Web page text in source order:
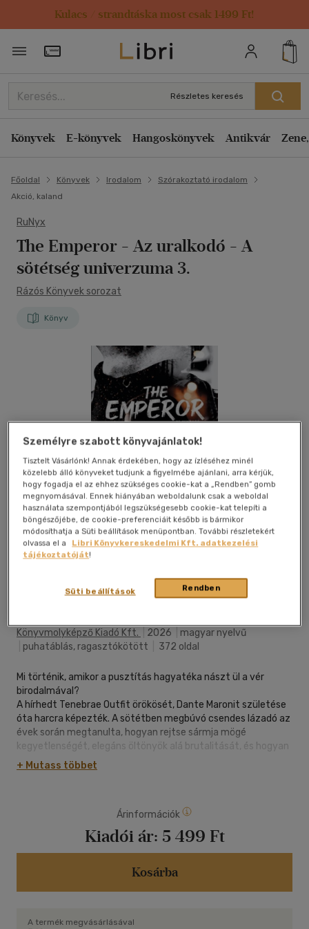
Kulacs / strandtáska most csak 1499 Ft!
Törzsvásárlói Kártya adatai
Részletes keresés
Könyvek E-könyvek Hangoskönyvek Antikvár
Főoldal Könyvek Irodalom
Szórakoztató irodalom
Akció, kaland
RuNyx
The Emperor - Az uralkodó - A
sötétség univerzuma 3.
Rázós Könyvek sorozat
Könyv
Megosztom
Könyvmolyképző Kiadó Kft. 2026
magyar nyelvű
puhatáblás, ragasztókötött 372 oldal
Mi történik, amikor a pusztítás hagyatéka nászt ül a vér
birodalmával?
A hírhedt Tenebrae Outfit örökösét, Dante Maronit születése
óta harcra képezték. A sötétben megbúvó csendes lázadó az
évek során megtanulta, hogyan rejtse sármja mögé
kegyetlenségét, elegáns öltönyök alá brutalitását, és hogyan
fojtsa hallgatásba a nő iránt érzett szerelmét. Amikor Dante
beépül egy gyerekek eltűnéséért felelős bűnszervezetbe,
Amara, a Maroni család házvezetőnőjének lánya, mindig is
szerelmes volt Dantéba. Tizenöt éves korában elrabolták és
megkínozták, melynek következtében Amara elveszítette
önmagát, az életét és az addig ismert otthonát. Évekkel
később végre megtalálja a normalitás halvány reményét,
szerelmük helyére mély intimitás lép, amit meg kell védeniük
+ Mutass többet
Árinformációk
Kiadói ár: 5 499 Ft
Kosárba
A termék megvásárlásával
Személyre szabott könyvajánlatok!
Tisztelt Vásárlónk! Annak érdekében, hogy az ízléséhez minél
közelebb álló könyveket tudjunk a figyelmébe ajánlani, arra kérjük,
hogy fogadja el az ehhez szükséges cookie-kat a „Rendben” gomb
megnyomásával. Ennek hiányában weboldalunk csak a weboldal
használata szempontjából legszükségesebb cookie-kat telepíti a
böngészőjébe, de cookie-preferenciáit később is bármikor
módosíthatja a Süti beállítások menüpontban. További részletekért
olvassa el a
Libri Könyvkereskedelmi Kft. adatkezelési
tájékoztatóját!
Rendben
Süti beállítások